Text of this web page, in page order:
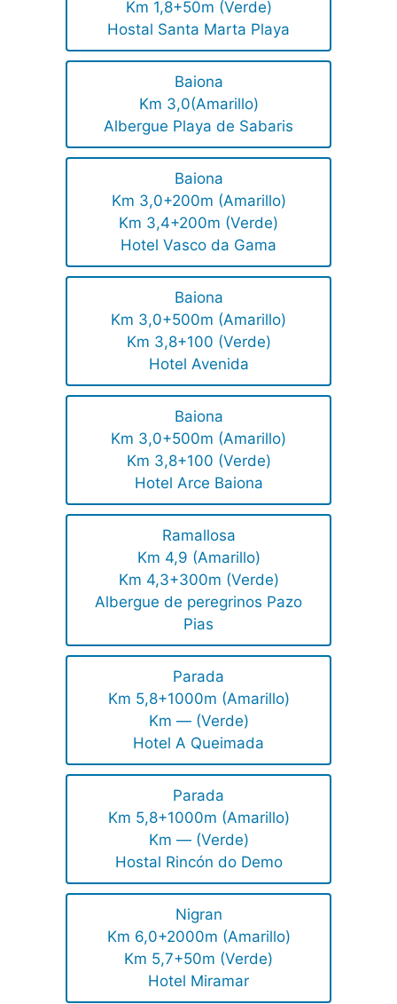
Km 1,8+50m (Verde)
Hostal Santa Marta Playa
Baiona
Km 3,0(Amarillo)
Albergue Playa de Sabaris
Baiona
Km 3,0+200m (Amarillo)
Km 3,4+200m (Verde)
Hotel Vasco da Gama
Baiona
Km 3,0+500m (Amarillo)
Km 3,8+100 (Verde)
Hotel Avenida
Baiona
Km 3,0+500m (Amarillo)
Km 3,8+100 (Verde)
Hotel Arce Baiona
Ramallosa
Km 4,9 (Amarillo)
Km 4,3+300m (Verde)
Albergue de peregrinos Pazo
Pias
Parada
Km 5,8+1000m (Amarillo)
Km — (Verde)
Hotel A Queimada
Parada
Km 5,8+1000m (Amarillo)
Km — (Verde)
Hostal Rincón do Demo
Nigran
Km 6,0+2000m (Amarillo)
Km 5,7+50m (Verde)
Hotel Miramar